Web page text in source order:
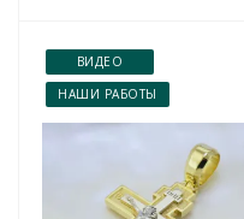
ВИДЕО
НАШИ РАБОТЫ